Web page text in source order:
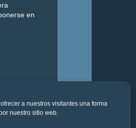
a nuestros visitantes una forma
nuestro sitio web.
en